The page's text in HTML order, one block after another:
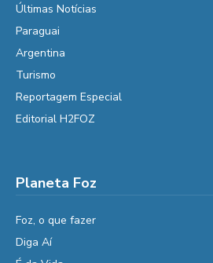
Últimas Notícias
Paraguai
Argentina
Turismo
Reportagem Especial
Editorial H2FOZ
Planeta Foz
Foz, o que fazer
Diga Aí